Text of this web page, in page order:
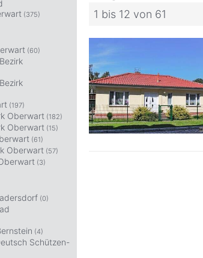
1 bis 12 von 61
(375)
(60)
(197)
Oberwart (182)
Oberwart (15)
(61)
Oberwart (57)
(3)
(0)
(4)
Schützen-